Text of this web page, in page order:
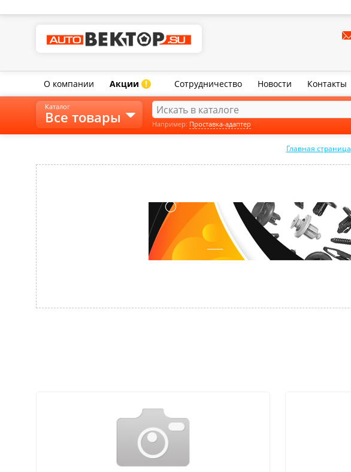
О компании Акции ! Сотрудничество Новости Контакты
Главная страница
Каталог
Все товары Например: Проставка-адаптер